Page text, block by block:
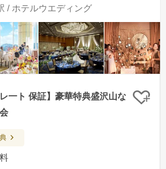
/ ホテルウエディング
レ一ト 保証】豪華特典盛沢山な
クリ